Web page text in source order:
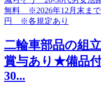
二輪車部品の組
賞与あり★備品付
30...